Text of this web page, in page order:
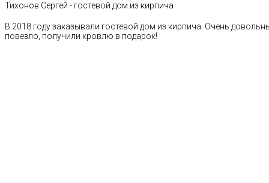
Тихонов Сергей - гостевой дом из кирпича
В 2018 году заказывали гостевой дом из кирпича. Очень
повезло, получили кровлю в подарок!